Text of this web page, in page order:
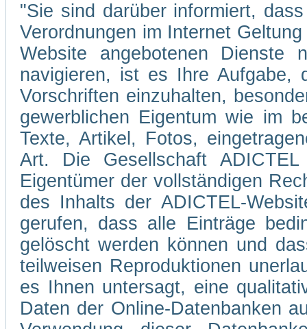
"Sie sind darüber informiert,
Verordnungen im Internet
Website angebotenen Dienste
navigieren, ist es Ihre Aufgabe,
Vorschriften einzuhalten,
gewerblichen Eigentum wie im
Texte, Artikel, Fotos,
Art. Die Gesellschaft
Eigentümer der vollständigen
des Inhalts der ADICTEL-
gerufen, dass alle Einträge
gelöscht werden können und
teilweisen Reproduktionen
es Ihnen untersagt, eine
Daten der Online-Datenbanken